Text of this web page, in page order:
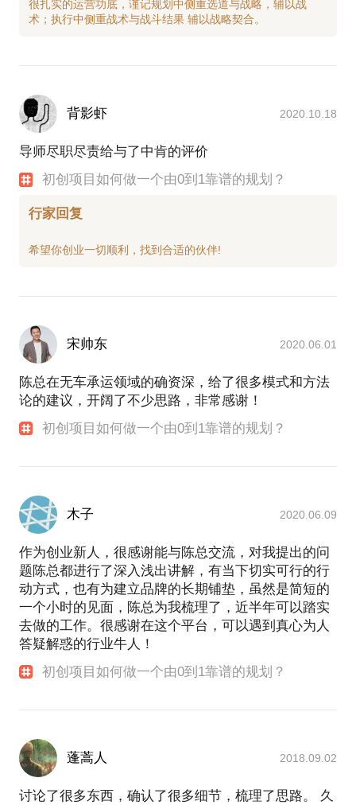
很扎实的运营功底，谨记规划中侧重选道与战略，辅以战
背影虾 2020.10.18
导师尽职尽责给与了中肯的评价
初创项目如何做一个由0到1靠谱的规划？
行家回复
宋帅东 2020.06.01
陈总在无车承运领域的确资深，给了很多模式和方法
论的建议，开阔了不少思路，非常感谢！
初创项目如何做一个由0到1靠谱的规划？
木子 2020.06.09
作为创业新人，很感谢能与陈总交流，对我提出的问
题陈总都进行了深入浅出讲解，有当下切实可行的行
动方式，也有为建立品牌的长期铺垫，虽然是简短的
一个小时的见面，陈总为我梳理了，近半年可以踏实
去做的工作。很感谢在这个平台，可以遇到真心为人
答疑解惑的行业牛人！
初创项目如何做一个由0到1靠谱的规划？
蓬蒿人 2018.09.02
讨论了很多东西，确认了很多细节，梳理了思路。 久